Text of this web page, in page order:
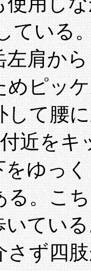
ている
肩か
めピッ
して腰
近を
をゆっ
る。こ
てい
さず四